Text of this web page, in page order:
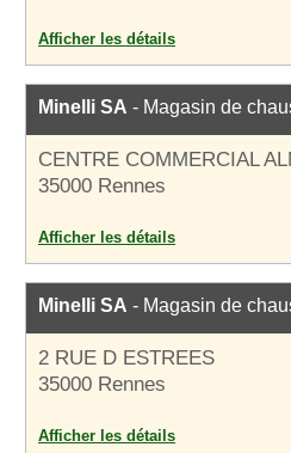
Afficher les détails
Minelli SA - Magasin de
CENTRE COMMERCIAL
35000 Rennes
Afficher les détails
Minelli SA - Magasin de
2 RUE D ESTREES
35000 Rennes
Afficher les détails